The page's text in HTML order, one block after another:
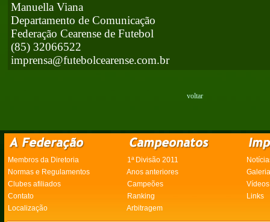
Manuella Viana
Departamento de Comunicação
Federação Cearense de Futebol
(85) 32066522
imprensa@futebolcearense.com.br
voltar
Membros da Diretoria 1ª Divisão 2011
Normas e Regulamentos
Anos anteriores
Clubes afiliados
Campeões
Vídeos
Contato
Ranking
Links
Localização
Arbitragem